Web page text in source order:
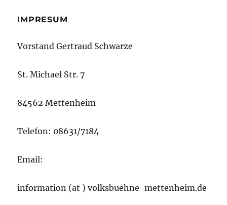
IMPRESUM
Vorstand Gertraud Schwarze
St. Michael Str. 7
84562 Mettenheim
Telefon: 08631/7184
Email:
information (at ) volksbuehne-mettenheim.de